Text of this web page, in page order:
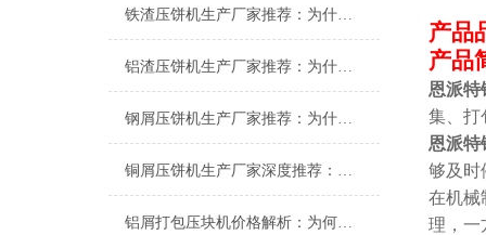
铁渣压饼机生产厂家推荐：为什么恩派特成为众多企业的优选？
铝渣压饼机生产厂家推荐：为什么恩派特是值得信赖的选择？
钢屑压饼机生产厂家推荐：为什么恩派特是您值得信赖的选择？
铜屑压饼机生产厂家深度推荐：为什么恩派特成为市场的“压饼专家”？
铝屑打包压块机价格解析：为何恩派特是您的高性价比选择？
产品
产品
恩派特
集、打
恩派特
够及时
在机械
理，一